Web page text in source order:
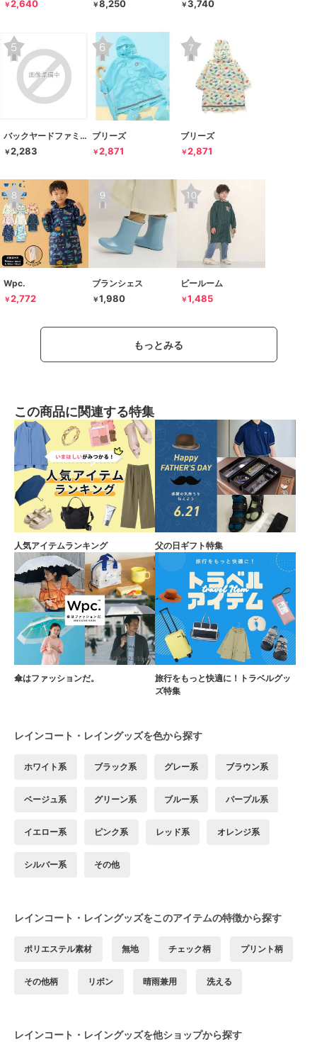
￥2,640 ￥8,250 ￥3,740
バックヤードファミリー
￥2,283
ブリーズ
￥2,871
ブリーズ
￥2,871
Wpc.
￥2,772
ブランシェス
￥1,980
ビールーム
￥1,485
もっとみる
この商品に関連する特集
人気アイテムランキング 父の日ギフト特集
傘はファッションだ。
旅行をもっと快適に！トラベルグッ
ズ特集
レインコート・レイングッズを色から探す
ホワイト系 ブラック系 グレー系 ブラウン系
ベージュ系 グリーン系 ブルー系 パープル系
イエロー系 ピンク系 レッド系 オレンジ系
シルバー系 その他
レインコート・レイングッズをこのアイテムの特徴から探す
ポリエステル素材 無地 チェック柄 プリント柄
その他柄 リボン 晴雨兼用 洗える
レインコート・レイングッズを他ショップから探す